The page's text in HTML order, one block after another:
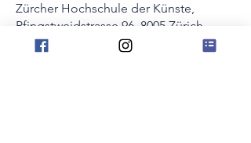
Zürcher Hochschule der Künste,
Pfingstweidstrasse 96, 8005 Zürich,
Schweiz